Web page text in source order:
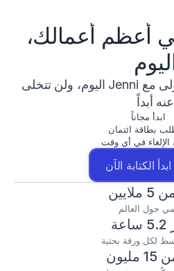
أعظم أعمالك،
اكتب ورقتك البحثية الأولى مع Jenni اليوم، ولن تتخلى
عنه أبداً
ابدأ مجاناً
بطاقة ائتمان
الإلغاء في أي وقت
الكتابة الآن
حول العالم
لكل ورقة بحثية